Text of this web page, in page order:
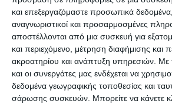
και επεξεργαζόμαστε προσωπικά
αναγνωριστικοί και προσαρμοσμένες
αποστέλλονται από μια συσκευή για
και περιεχόμενο, μέτρηση διαφήμισης και
ακροατηρίου και ανάπτυξη υπηρεσιών. Με
και οι συνεργάτες μας ενδέχεται να
δεδομένα γεωγραφικής τοποθεσίας και
σάρωσης συσκευών. Μπορείτε να κάνετε
διαλείμματα, αποστάσεις” είπε.
Μιλώντας για το τι θα γίνει με
Κεραμέως ανέφερε ότι «Είναι
διαδικασία και τα δεδομένα
Συζητάμε κάθε βήμα με τους